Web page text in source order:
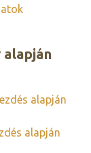
alapján
alapján
alapján